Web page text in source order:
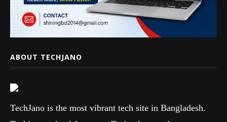
ABOUT TECHJANO
TechJano is the most vibrant tech site in Bangladesh.